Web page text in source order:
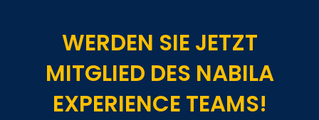
WERDEN SIE JETZT
MITGLIED DES NABILA
EXPERIENCE TEAMS!